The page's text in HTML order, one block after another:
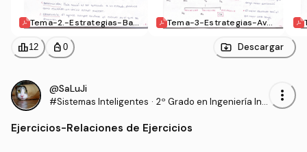
Tema-2.-Estrategias-Bas
Tema-3-Estrategias-Avan
leaderboard12 personal_bag 0 Descargar
@SaLuJi
#Sistemas Inteligentes · 2º Grado en Ingeniería Inf
more_vert
Ejercicios-Relaciones de Ejercicios